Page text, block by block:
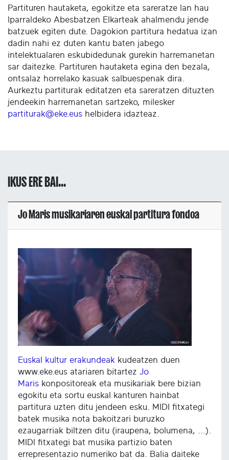
Partituren hautaketa, egokitze eta sareratze lan hau
Iparraldeko Abesbatzen Elkarteak ahalmendu jende
batzuek egiten dute. Dagokion partitura hedatua izan
dadin nahi ez duten kantu baten jabego
intelektualaren eskubidedunak gurekin harremanetan
sar daitezke. Partituren hautaketa egina den bezala,
ontsalaz horrelako kasuak salbuespenak dira.
Aurkeztu partiturak editatzen eta sareratzen dituzten
jendeekin harremanetan sartzeko, milesker
partiturak@eke.eus helbidera idazteaz.
IKUS ERE BAI...
Jo Maris musikariaren euskal partitura fondoa
Euskal kultur erakundeak kudeatzen duen
www.eke.eus atariaren bitartez Jo
Maris konpositoreak eta musikariak bere bizian
egokitu eta sortu euskal kanturen hainbat
partitura uzten ditu jendeen esku. MIDI fitxategi
batek musika nota bakoitzari buruzko
ezaugarriak biltzen ditu (iraupena, bolumena, ...).
MIDI fitxategi bat musika partizio baten
errepresentazio numeriko bat da. Balia daiteke